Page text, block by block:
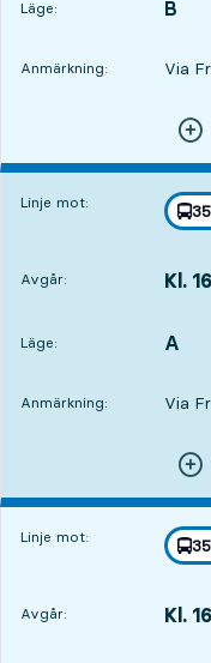
Läge:
LÄGE, B
,
Anmärkning: Via
Linje mot:
mot
,
Avgår: Kl.
Läge:
LÄGE, A
,
Anmärkning: Via
Linje mot:
mot
,
Avgår: Kl.